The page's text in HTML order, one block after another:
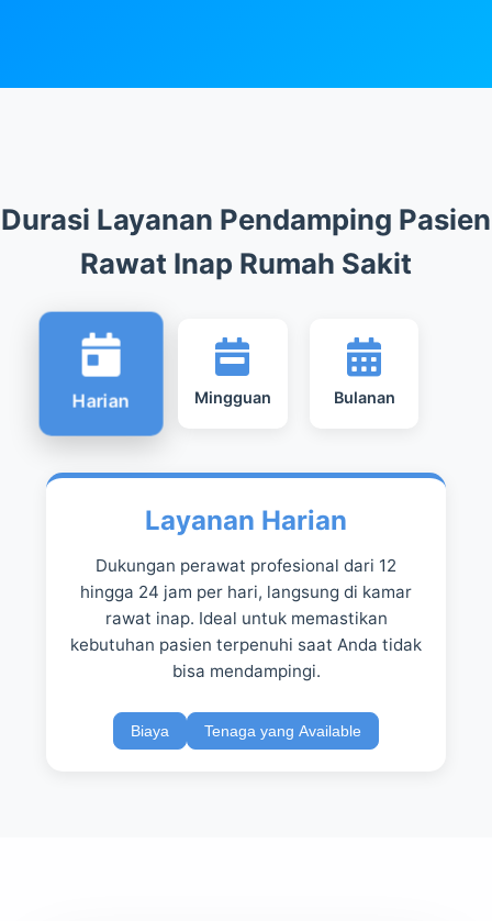
Durasi Layanan Pendamping Pasien
Rawat Inap Rumah Sakit
Harian Mingguan Bulanan
Layanan Harian
Dukungan perawat profesional dari 12
hingga 24 jam per hari, langsung di kamar
rawat inap. Ideal untuk memastikan
kebutuhan pasien terpenuhi saat Anda tidak
bisa mendampingi.
Biaya Tenaga yang Available